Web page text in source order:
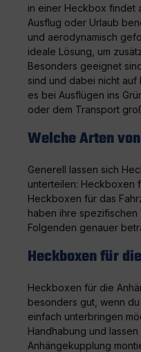
in einer Heckbox findet
Ausflug oder Urlaub
und aerodynamisch
ideale Lösung, um
Besonders geeignet
sind und dabei nicht
es bei Ausflügen ins
oder dem Transport
Welche Arten
Generell lassen sich
unterteilen: Heckboxen
Heckboxen für das
haben ihre spezifischen
Folgenden genauer
Heckboxen für
Heckboxen für die
besonders gut, wenn
einfach unterbringen
Handhabung und
Anhängekupplung